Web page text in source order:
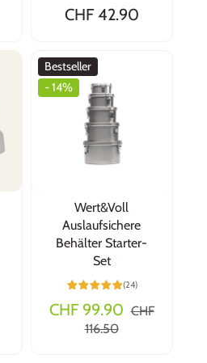
CHF 42.90
Bestseller
- 14%
Wert&Voll
Auslaufsichere
Behälter Starter-
Set
(24)
CHF 99.90 CHF
116.50